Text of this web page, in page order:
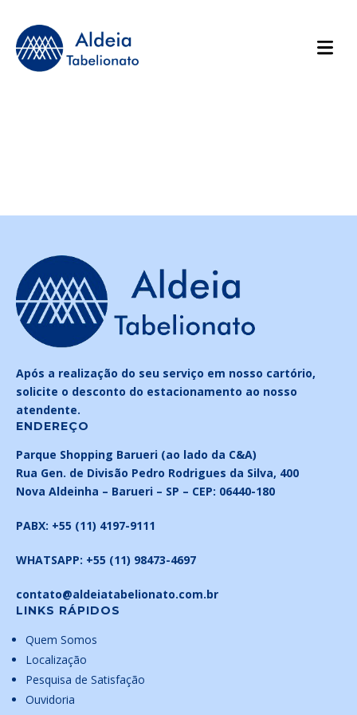
Após a realização do seu serviço em nosso cartório,
solicite o desconto do estacionamento ao nosso
atendente.
ENDEREÇO
Parque Shopping Barueri (ao lado da C&A)
Rua Gen. de Divisão Pedro Rodrigues da Silva, 400
Nova Aldeinha – Barueri – SP – CEP: 06440-180
PABX: +55 (11) 4197-9111
WHATSAPP: +55 (11) 98473-4697
contato@aldeiatabelionato.com.br
LINKS RÁPIDOS
Quem Somos
Localização
Pesquisa de Satisfação
Ouvidoria